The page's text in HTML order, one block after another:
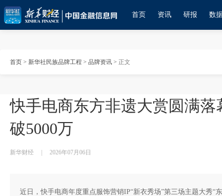
首页 资讯 研报 数
首页 > 新华社民族品牌工程 > 品牌资讯 > 正文
快手电商东方非遗大赏圆满
破5000万
新华财经 2026年07月06日
近日，快手电商年度重点服饰营销IP“新衣秀场”第三场主题大秀“